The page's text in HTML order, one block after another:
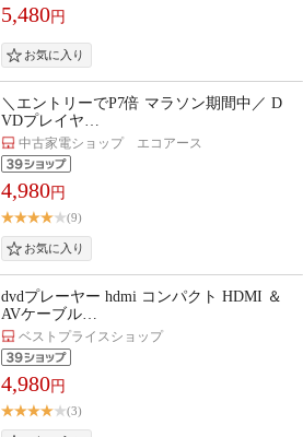
5,480円
＼エントリーでP7倍 マラソン期間中／ D
VDプレイヤ…
中古家電ショップ エコアース
4,980円
(9)
dvdプレーヤー hdmi コンパクト HDMI ＆
AVケーブル…
ベストプライスショップ
4,980円
(3)